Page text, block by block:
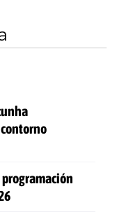
programación